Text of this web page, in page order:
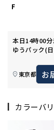
F
本日14時00分
ゆうパック(
東京都 お
カラーバ